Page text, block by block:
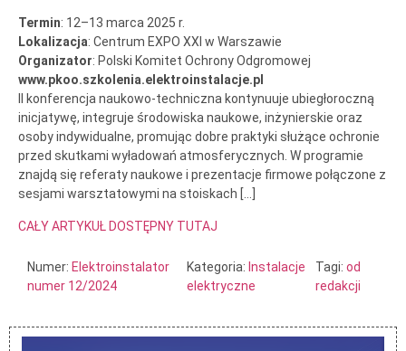
Termin: 12–13 marca 2025 r.
Lokalizacja: Centrum EXPO XXI w Warszawie
Organizator: Polski Komitet Ochrony Odgromowej
www.pkoo.szkolenia.elektroinstalacje.pl
II konferencja naukowo-techniczna kontynuuje ubiegłoroczną
inicjatywę, integruje środowiska naukowe, inżynierskie oraz
osoby indywidualne, promując dobre praktyki służące ochronie
przed skutkami wyładowań atmosferycznych. W programie
znajdą się referaty naukowe i prezentacje firmowe połączone z
sesjami warsztatowymi na stoiskach […]
CAŁY ARTYKUŁ DOSTĘPNY TUTAJ
Numer: Elektroinstalator
numer 12/2024
Kategoria: Instalacje
elektryczne
Tagi:od
redakcji